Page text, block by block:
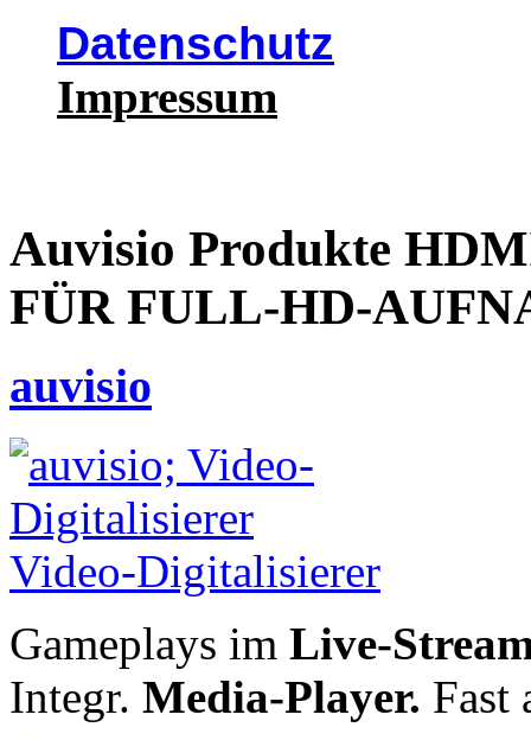
Datenschutz
Impressum
Auvisio Produkte
FÜR FULL-HD-
auvisio
Gameplays im Live-
Integr. Media-Player. Fast